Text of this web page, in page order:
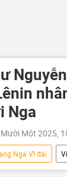
Nga
Một 2025,
Nga Vĩ đại
Tháng Mười